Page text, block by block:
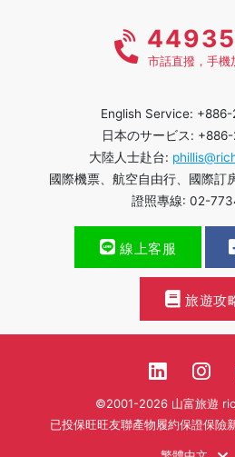
市話直撥，手機
English Service:
日本のサービス:
大陸人士赴台:
國際機票、航空自由行、國際
證照專線: 02-
線上客服
旅遊攻
©2001-2026 山富旅遊
已投保旺旺友聯產物履約保證保險